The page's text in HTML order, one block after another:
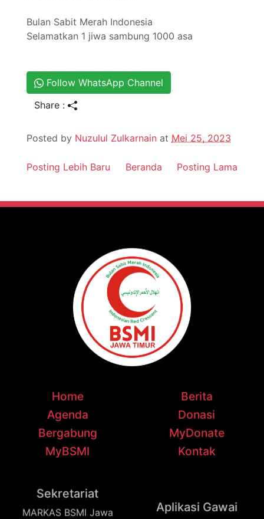
Bulan Sabit Merah Indonesia
Selamatkan 1 jiwa sambung 1000 asa
Follow WhatsApp Channel
Share :
Posted by Nuzulul Zulkarnain at Mei 25, 2023
Posting Lebih Baru Posting Lama
Beranda
Home
Berita
Agenda
Donasi
Bergabung
MyDonate
MyBSMI
Kontak
Sekretariat
MARKAS BSMI Jawa
Aplikasi Gawai